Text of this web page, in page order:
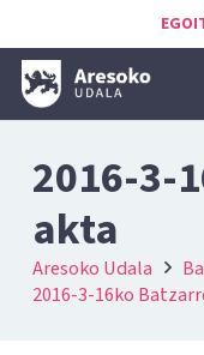
2016-3-
akta
Aresoko Udala
2016-3-16ko